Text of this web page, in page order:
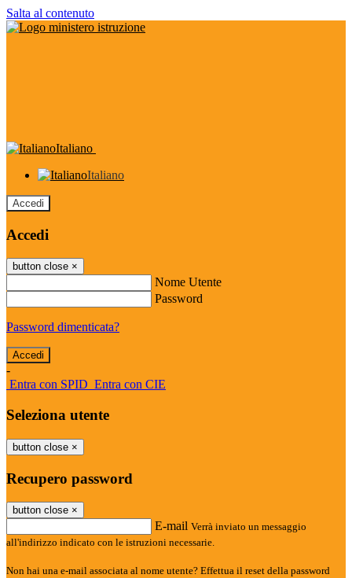
Salta al contenuto
Italiano
Italiano
Accedi
Accedi
button close ×
Nome Utente
Password
Password dimenticata?
-
Entra con SPID Entra con CIE
Seleziona utente
button close ×
Recupero password
button close ×
E-mail Verrà inviato un messaggio
all'indirizzo indicato con le istruzioni necessarie.
Non hai una e-mail associata al nome utente? Effettua il reset della password